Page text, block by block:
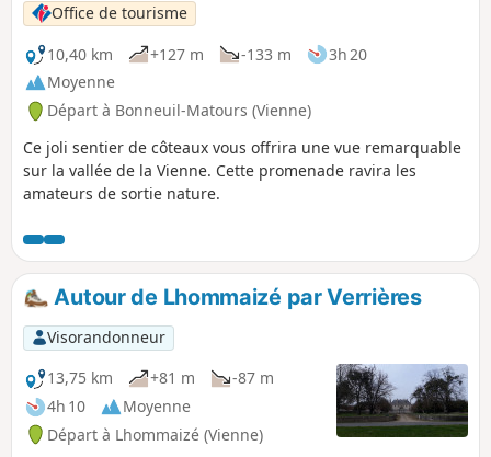
Office de tourisme
10,40 km
+127 m -133 m
3h 20
Moyenne
Départ à Bonneuil-Matours (Vienne)
Ce joli sentier de côteaux vous offrira une vue remarquable
sur la vallée de la Vienne. Cette promenade ravira les
amateurs de sortie nature.
Autour de Lhommaizé par Verrières
Visorandonneur
13,75 km
+81 m
-87 m
4h 10
Moyenne
Départ à Lhommaizé (Vienne)